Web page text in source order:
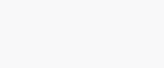
般瀏覽時，伺服器會自行記錄相關行徑，包括